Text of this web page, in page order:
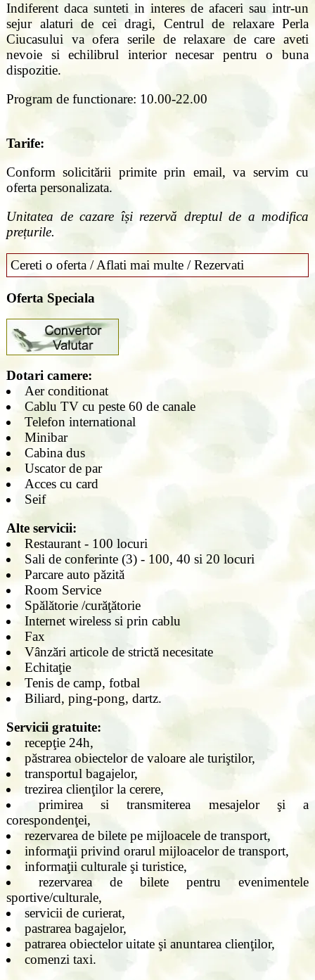
Indiferent daca sunteti in interes de afaceri sau intr-un
sejur alaturi de cei dragi, Centrul de relaxare Perla
Ciucasului va ofera serile de relaxare de care aveti
nevoie si echilibrul interior necesar pentru o buna
dispozitie.
Program de functionare: 10.00-22.00
Tarife:
Conform solicitării primite prin email, va servim cu
oferta personalizata.
Unitatea de cazare își rezervă dreptul de a modifica
prețurile.
Cereti o oferta / Aflati mai multe / Rezervati
Oferta Speciala
Dotari camere:
Aer conditionat
Cablu TV cu peste 60 de canale
Telefon international
Minibar
Cabina dus
Uscator de par
Acces cu card
Seif
Alte servicii:
Restaurant - 100 locuri
Sali de conferinte (3) - 100, 40 si 20 locuri
Parcare auto păzită
Room Service
Spălătorie /curăţătorie
Internet wireless si prin cablu
Fax
Vânzări articole de strictă necesitate
Echitaţie
Tenis de camp, fotbal
Biliard, ping-pong, dartz.
Servicii gratuite:
recepţie 24h,
păstrarea obiectelor de valoare ale turiştilor,
transportul bagajelor,
trezirea clienţilor la cerere,
primirea si transmiterea mesajelor şi a
corespondenţei,
rezervarea de bilete pe mijloacele de transport,
informaţii privind orarul mijloacelor de transport,
informaţii culturale şi turistice,
rezervarea de bilete pentru evenimentele
sportive/culturale,
servicii de curierat,
pastrarea bagajelor,
patrarea obiectelor uitate şi anuntarea clienţilor,
comenzi taxi.